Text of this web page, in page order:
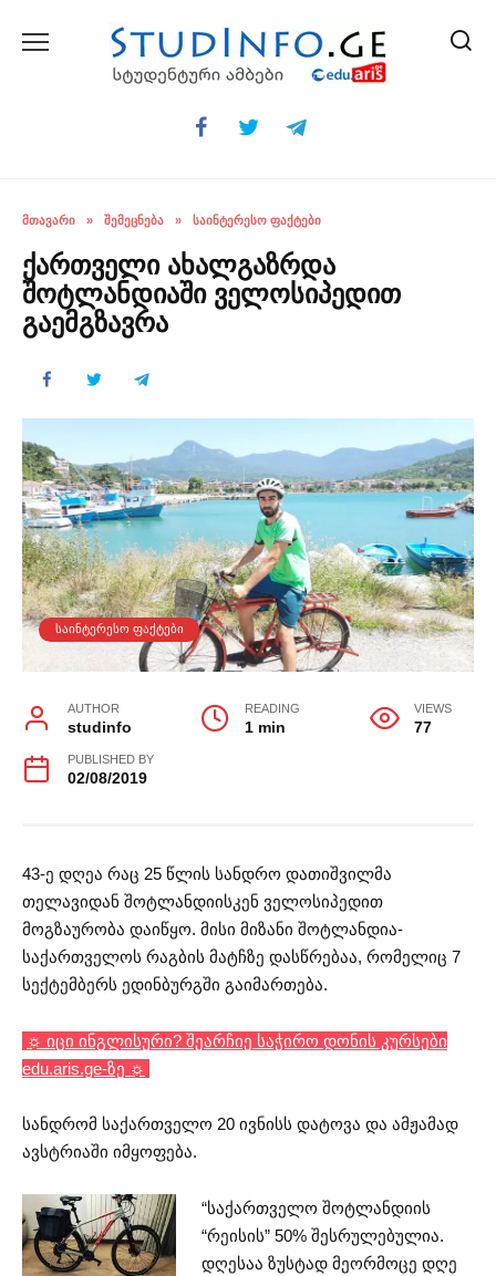
ᲛᲗᲐᲕᲐᲠᲘ » ᲨᲔᲛᲔᲪᲜᲔᲑᲐ » ᲡᲐᲘᲜᲢᲔᲠᲔᲡᲝ ᲤᲐᲥᲢᲔᲑᲘ
ქართველი ახალგაზრდა
შოტლანდიაში ველოსიპედით
გაემგზავრა
ᲡᲐᲘᲜᲢᲔᲠᲔᲡᲝ ᲤᲐᲥᲢᲔᲑᲘ
AUTHOR
studinfo
READING
1 min
VIEWS
77
PUBLISHED BY
02/08/2019
43-ე დღეა რაც 25 წლის სანდრო დათიშვილმა
თელავიდან შოტლანდიისკენ ველოსიპედით
მოგზაურობა დაიწყო. მისი მიზანი შოტლანდია-
საქართველოს რაგბის მატჩზე დასწრებაა, რომელიც 7
სექტემბერს ედინბურგში გაიმართება.
☼ იცი ინგლისური? შეარჩიე საჭირო დონის კურსები
edu.aris.ge-ზე ☼
სანდრომ საქართველო 20 ივნისს დატოვა და ამჟამად
ავსტრიაში იმყოფება.
“საქართველო შოტლანდიის
“რეისის” 50% შესრულებულია.
დღესაა ზუსტად მეორმოცე დღე